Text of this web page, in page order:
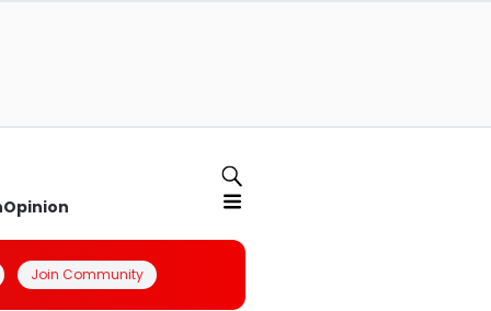
Opinion
Join Community